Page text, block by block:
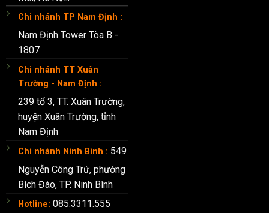
Chi nhánh TP Nam Định :
Nam Định Tower Tòa B -
1807
Chi nhánh TT Xuân
Trường - Nam Định :
239 tổ 3, TT. Xuân Trường,
huyện Xuân Trường, tỉnh
Nam Định
Chi nhánh Ninh Bình : 549
Nguyễn Công Trứ, phường
Bích Đào, TP. Ninh Bình
Hotline: 085.3311.555